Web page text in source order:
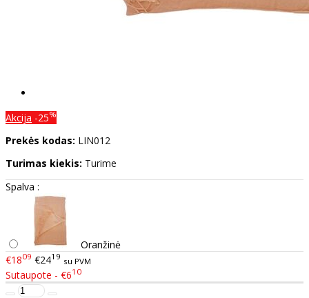
Akcija -25%
Prekės kodas: LIN012
Turimas kiekis: Turime
Spalva :
Oranžinė
€1809 €2419 su PVM
Sutaupote - €610